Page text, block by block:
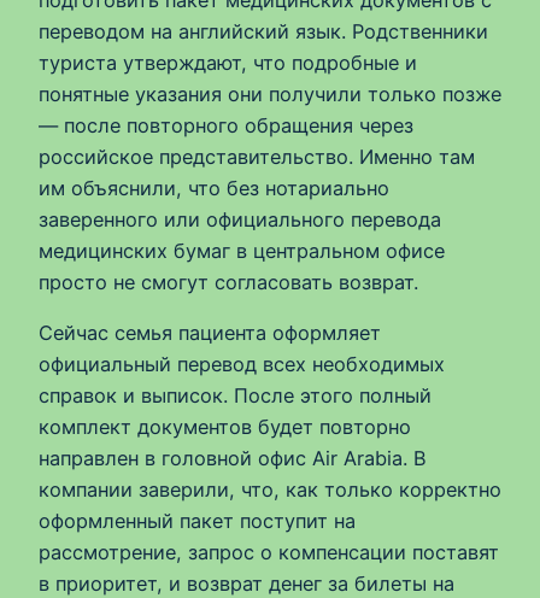
переводом на английский язык. Родственники
туриста утверждают, что подробные и
понятные указания они получили только позже
— после повторного обращения через
российское представительство. Именно там
им объяснили, что без нотариально
заверенного или официального перевода
медицинских бумаг в центральном офисе
просто не смогут согласовать возврат.
Сейчас семья пациента оформляет
официальный перевод всех необходимых
справок и выписок. После этого полный
комплект документов будет повторно
направлен в головной офис Air Arabia. В
компании заверили, что, как только корректно
оформленный пакет поступит на
рассмотрение, запрос о компенсации поставят
в приоритет, и возврат денег за билеты на